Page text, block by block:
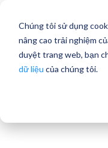
Chúng tôi sử dụng
nâng cao trải nghiệm
duyệt trang web, bạn
dữ liệu của chúng tôi.